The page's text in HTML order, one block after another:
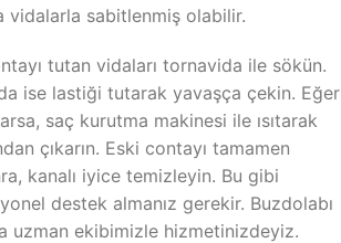
vidalarla sabitlenmiş olabilir.
tutan vidaları tornavida ile sökün.
ise lastiği tutarak yavaşça çekin. Eğer
saç kurutma makinesi ile ısıtarak
çıkarın. Eski contayı tamamen
kanalı iyice temizleyin. Bu gibi
destek almanız gerekir. Buzdolabı
uzman ekibimizle hizmetinizdeyiz.